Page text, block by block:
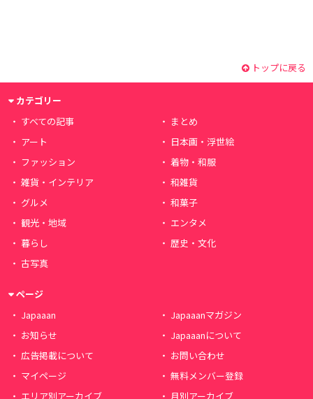
トップに戻る
カテゴリー
すべての記事
まとめ
アート
日本画・浮世絵
ファッション
着物・和服
雑貨・インテリア
和雑貨
グルメ
和菓子
観光・地域
エンタメ
暮らし
歴史・文化
古写真
ページ
Japaaan
Japaaanマガジン
お知らせ
Japaaanについて
広告掲載について
お問い合わせ
マイページ
無料メンバー登録
エリア別アーカイブ
月別アーカイブ